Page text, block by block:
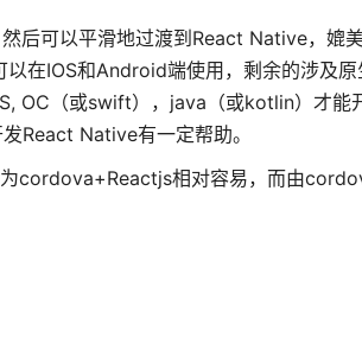
后可以平滑地过渡到React Native，媲
在IOS和Android端使用，剩余的涉及原
OC（或swift），java（或kotlin）才能
React Native有一定帮助。
cordova+Reactjs相对容易，而由